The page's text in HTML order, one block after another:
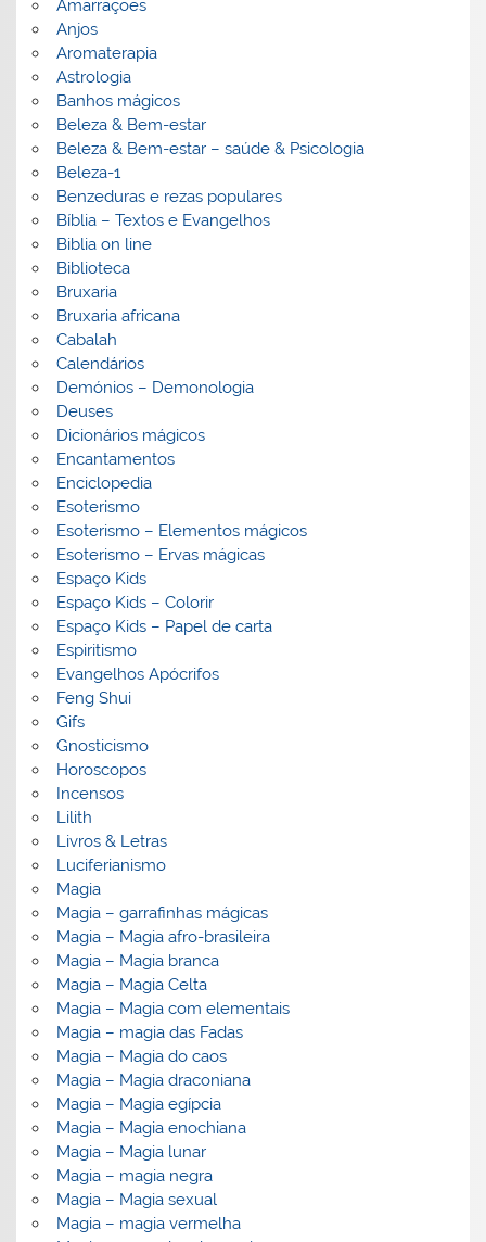
Amarrações
Anjos
Aromaterapia
Astrologia
Banhos mágicos
Beleza & Bem-estar
Beleza & Bem-estar – saúde & Psicologia
Beleza-1
Benzeduras e rezas populares
Bíblia – Textos e Evangelhos
Biblia on line
Biblioteca
Bruxaria
Bruxaria africana
Cabalah
Calendários
Demónios – Demonologia
Deuses
Dicionários mágicos
Encantamentos
Enciclopedia
Esoterismo
Esoterismo – Elementos mágicos
Esoterismo – Ervas mágicas
Espaço Kids
Espaço Kids – Colorir
Espaço Kids – Papel de carta
Espiritismo
Evangelhos Apócrifos
Feng Shui
Gifs
Gnosticismo
Horoscopos
Incensos
Lilith
Livros & Letras
Luciferianismo
Magia
Magia – garrafinhas mágicas
Magia – Magia afro-brasileira
Magia – Magia branca
Magia – Magia Celta
Magia – Magia com elementais
Magia – magia das Fadas
Magia – Magia do caos
Magia – Magia draconiana
Magia – Magia egípcia
Magia – Magia enochiana
Magia – Magia lunar
Magia – magia negra
Magia – Magia sexual
Magia – magia vermelha